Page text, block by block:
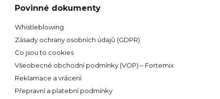
Povinné dokumenty
Whistleblowing
Zásady ochrany osobních údajů (GDPR)
Co jsou to cookies
Všeobecné obchodní podmínky (VOP) – Fortemix
Reklamace a vrácení
Přepravní a platební podmínky